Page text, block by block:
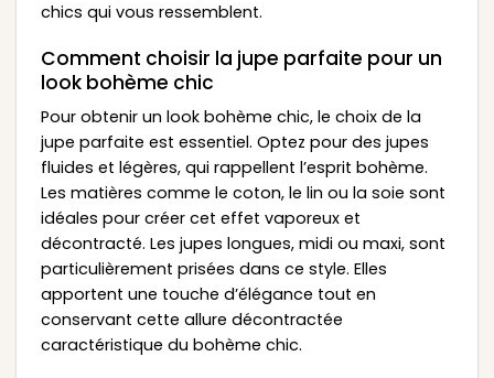
chics qui vous ressemblent.
Comment choisir la jupe parfaite pour un
look bohème chic
Pour obtenir un look bohème chic, le choix de la
jupe parfaite est essentiel. Optez pour des jupes
fluides et légères, qui rappellent l’esprit bohème.
Les matières comme le coton, le lin ou la soie sont
idéales pour créer cet effet vaporeux et
décontracté. Les jupes longues, midi ou maxi, sont
particulièrement prisées dans ce style. Elles
apportent une touche d’élégance tout en
conservant cette allure décontractée
caractéristique du bohème chic.